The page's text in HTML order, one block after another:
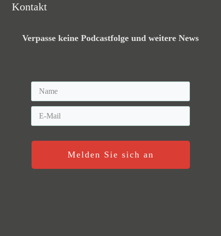
Kontakt
Verpasse keine Podcastfolge und weitere News
Melden Sie sich an